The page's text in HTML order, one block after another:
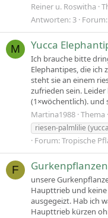
Reiner u. Roswitha
Antworten: 3 Forum:
M Yucca
Ich brauche bitte
Elephantipes, die
steht sie an einem
zufrieden sein.
(1×wöchentlich). und
Martina1988 Thema
riesen-palmlilie
Forum:Tropische
F Gurkenpflanzen
unsere
Haupttrieb und
ausgegeizt. Hab ich
Haupttrieb kürzen